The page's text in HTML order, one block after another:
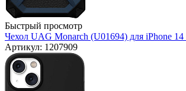
Быстрый просмотр
Чехол UAG Monarch (U01694) для iPhone
Артикул: 1207909